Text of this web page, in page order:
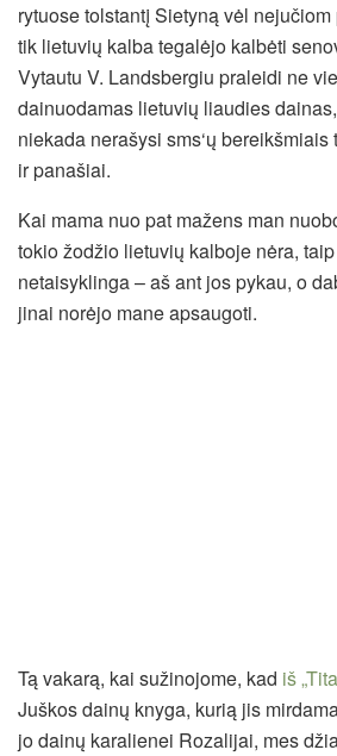
rytuose tolstantį Sietyną vėl
tik lietuvių kalba tegalėjo kalbėti
Vytautu V. Landsbergiu praleidi ne
dainuodamas lietuvių liaudies
niekada nerašysi sms‘ų
ir panašiai.
Kai mama nuo pat mažens man
tokio žodžio lietuvių kalboje nėra,
netaisyklinga – aš ant jos pykau, o
jinai norėjo mane apsaugoti.
Tą vakarą, kai sužinojome, kad iš
Juškos dainų knyga, kurią jis
jo dainų karalienei Rozalijai, mes